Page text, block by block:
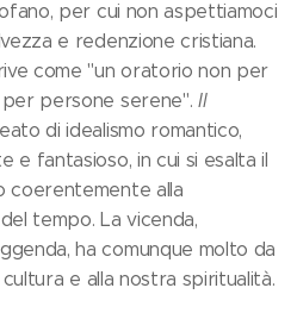
per cui non aspettiamoci
e redenzione cristiana.
come "un oratorio non per
persone serene". Il
di idealismo romantico,
e fantasioso, in cui si esalta il
coerentemente alla
tempo. La vicenda,
ha comunque molto da
e alla nostra spiritualità.